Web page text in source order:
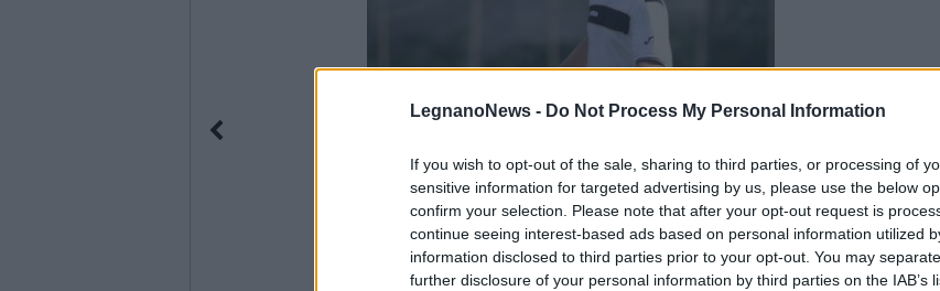
LegnanoNews - Do Not Process My Personal Information
If you wish to opt-out of the sale, sharing to third parties, or processing of
sensitive information for targeted advertising by us, please use the below
confirm your selection. Please note that after your opt-out request is
continue seeing interest-based ads based on personal information utilized
information disclosed to third parties prior to your opt-out. You may
further disclosure of your personal information by third parties on the IAB’s